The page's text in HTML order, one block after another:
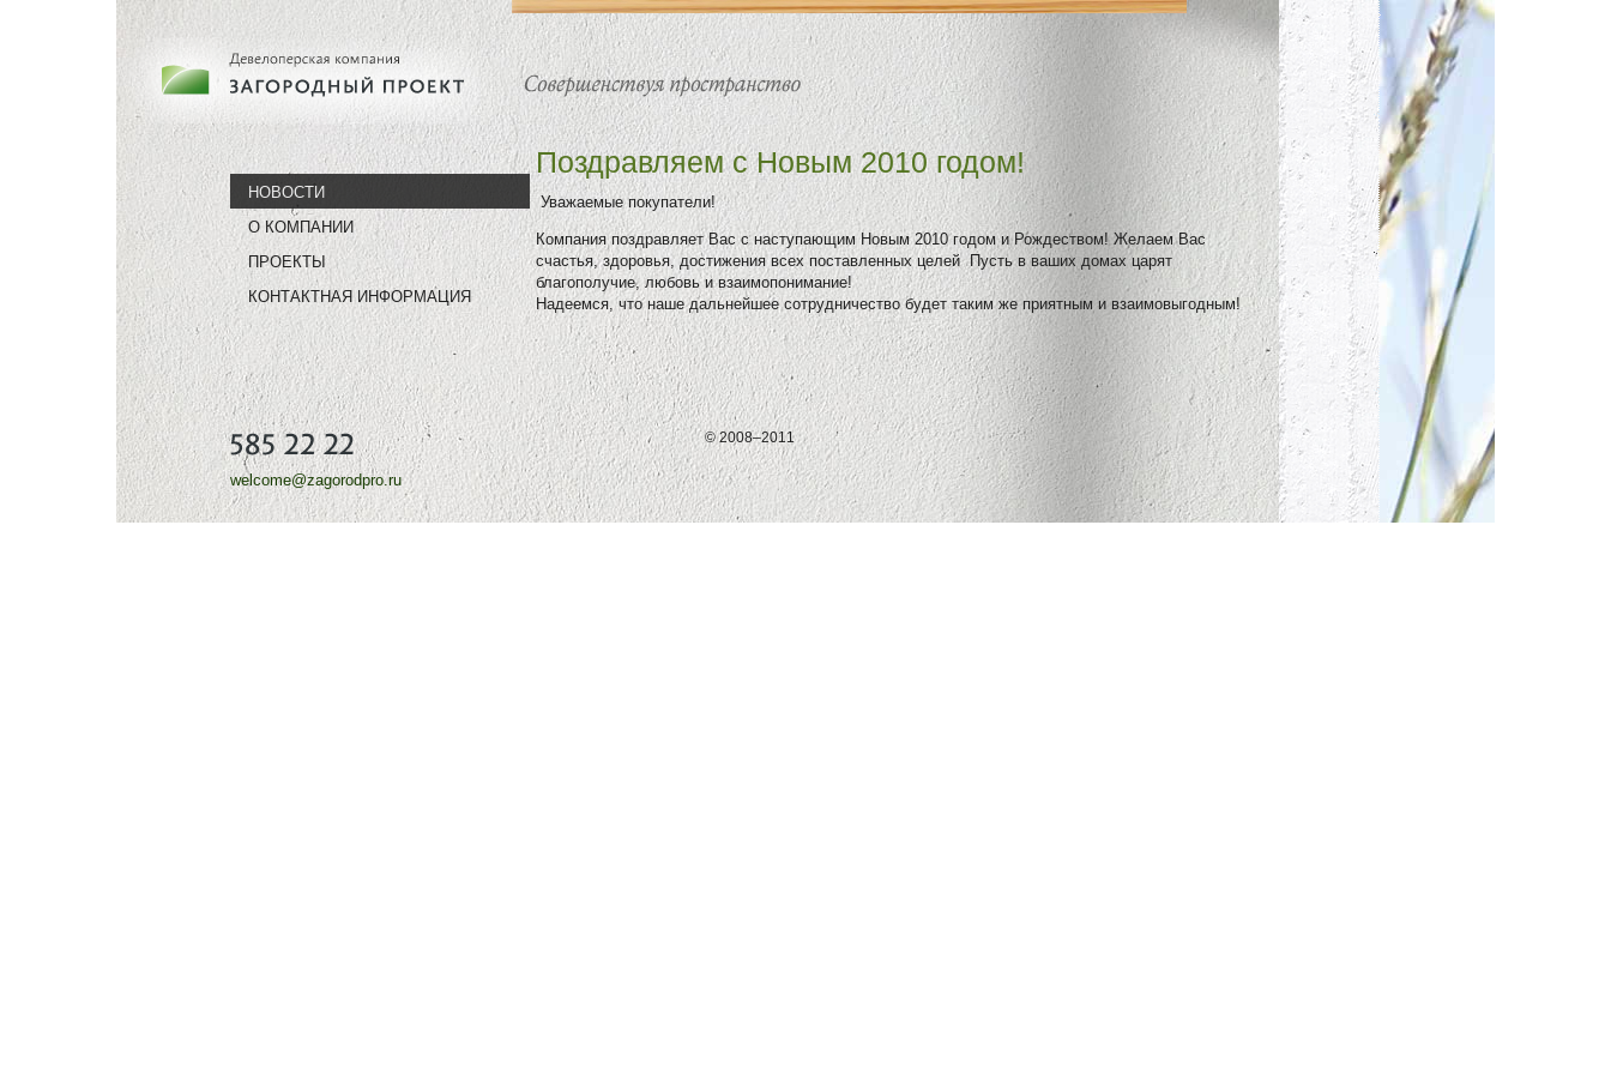
НОВОСТИ
О КОМПАНИИ
ПРОЕКТЫ
КОНТАКТНАЯ ИНФОРМАЦИЯ
welcome@zagorodpro.ru
Поздравляем с Новым 2010 годом!
Уважаемые покупатели!
Компания поздравляет Вас с наступающим Новым 2010 годом и Рождеством! Желаем Вас
счастья, здоровья, достижения всех поставленных целей Пусть в ваших домах царят
благополучие, любовь и взаимопонимание!
Надеемся, что наше дальнейшее сотрудничество будет таким же приятным и взаимовыгодным!
© 2008–2011